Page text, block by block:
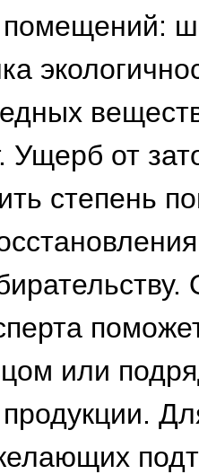
Ущерб от
степень
или